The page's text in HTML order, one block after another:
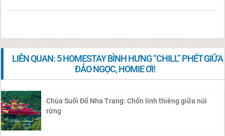
LIÊN QUAN: 5 HOMESTAY BÌNH HƯNG “CHILL” PHẾT GIỮA
ĐẢO NGỌC, HOMIE ƠI!
Chùa Suối Đổ Nha Trang: Chốn linh thiêng giữa núi
rừng